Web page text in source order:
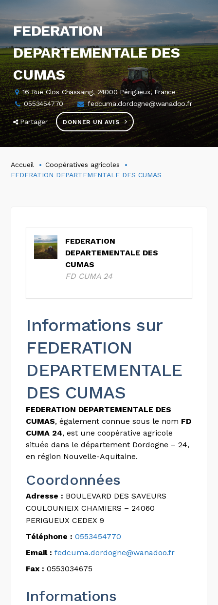
FEDERATION
DEPARTEMENTALE DES
CUMAS
16 Rue Clos Chassaing, 24000 Périgueux, France
0553454770
fedcuma.dordogne@wanadoo.fr
Partager DONNER UN AVIS
Accueil
Coopératives agricoles
FEDERATION DEPARTEMENTALE DES CUMAS
FEDERATION
DEPARTEMENTALE DES
CUMAS
FD CUMA 24
Informations sur
FEDERATION
DEPARTEMENTALE
DES CUMAS
FEDERATION DEPARTEMENTALE DES
CUMAS, également connue sous le nom FD
CUMA 24, est une coopérative agricole
située dans le département Dordogne – 24,
en région Nouvelle-Aquitaine.
Coordonnées
Adresse : BOULEVARD DES SAVEURS
COULOUNIEIX CHAMIERS – 24060
PERIGUEUX CEDEX 9
Téléphone : 0553454770
Email : fedcuma.dordogne@wanadoo.fr
Fax : 0553034675
Informations